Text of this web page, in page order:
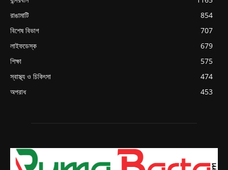
রাঙামাটি
854
বিশেষ বিভাগ
707
লাইফডেস্ক
679
শিক্ষা
575
স্বাস্থ্য ও চিকিৎসা
474
অপরাধ
453